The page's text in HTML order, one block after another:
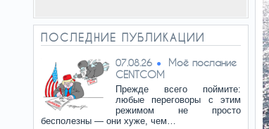
ПОСЛЕДНИЕ ПУБЛИКАЦИИ
07.08.26
Моё послание
CENTCOM
Прежде всего поймите:
любые переговоры с этим
режимом не просто
бесполезны — они хуже, чем…